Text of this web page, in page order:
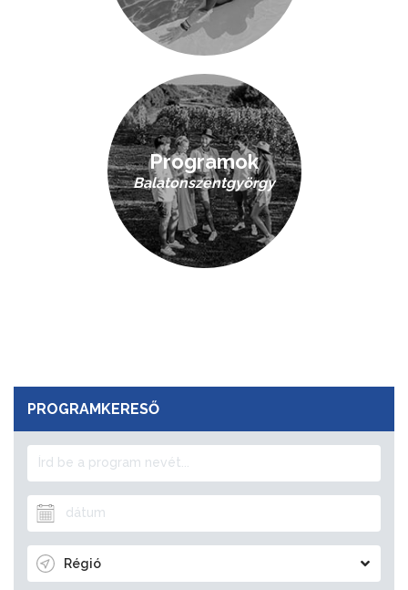
Programok
Balatonszentgyörgy
PROGRAMKERESŐ
Régió